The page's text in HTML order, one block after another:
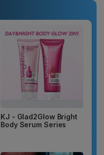
KJ - Glad2Glow Bright
Body Serum Series